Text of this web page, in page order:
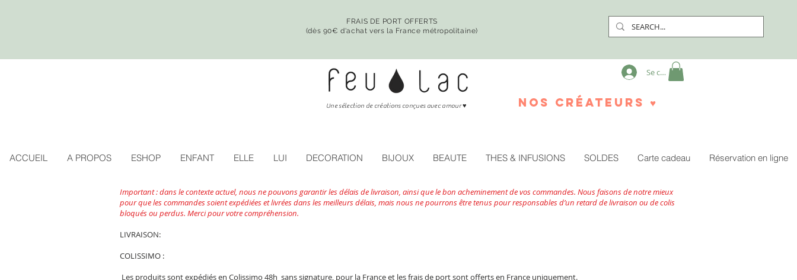
FRAIS DE PORT OFFERTS
(dès 90€ d'achat vers la France métropolitaine)
Une sélection de créations conçues avec amour♥
Se connecter
nos créateurs ♥
ACCUEIL A PROPOS ESHOP ENFANT ELLE LUI DECORATION BIJOUX BEAUTE THES & INFUSIONS SOLDES Carte cadeau Réservation en ligne
Important : dans le contexte actuel, nous ne pouvons garantir les délais de livraison, ainsi que le bon acheminement de vos commandes. Nous faisons de notre mieux
pour que les commandes soient expédiées et livrées dans les meilleurs délais, mais nous ne pourrons être tenus pour responsables d’un retard de livraison ou de colis
bloqués ou perdus. Merci pour votre compréhension.
LIVRAISON:
COLISSIMO :
Les produits sont expédiés en Colissimo 48h sans signature, pour la France et les frais de port sont offerts en France uniquement.